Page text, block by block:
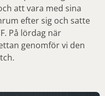
att vara med sina
efter sig och satte
På lördag när
genomför vi den